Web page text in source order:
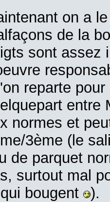
on a
de la
sont assez
reparte
entre
normes et
3ème (le
de parquet
surtout mal
bougent
).